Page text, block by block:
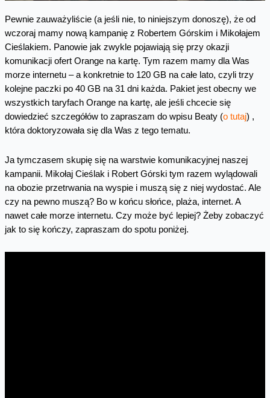
Pewnie zauważyliście (a jeśli nie, to niniejszym donoszę), że od
wczoraj mamy nową kampanię z Robertem Górskim i Mikołajem
Cieślakiem. Panowie jak zwykle pojawiają się przy okazji
komunikacji ofert Orange na kartę. Tym razem mamy dla Was
morze internetu – a konkretnie to 120 GB na całe lato, czyli trzy
kolejne paczki po 40 GB na 31 dni każda. Pakiet jest obecny we
wszystkich taryfach Orange na kartę, ale jeśli chcecie się
dowiedzieć szczegółów to zapraszam do wpisu Beaty (o tutaj) ,
która doktoryzowała się dla Was z tego tematu.
Ja tymczasem skupię się na warstwie komunikacyjnej naszej
kampanii. Mikołaj Cieślak i Robert Górski tym razem wylądowali
na obozie przetrwania na wyspie i muszą się z niej wydostać. Ale
czy na pewno muszą? Bo w końcu słońce, plaża, internet. A
nawet całe morze internetu. Czy może być lepiej? Żeby zobaczyć
jak to się kończy, zapraszam do spotu poniżej.